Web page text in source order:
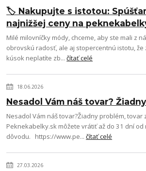
🏷️ Nakupujte s istotou:
najnižšej ceny na
Milé milovníčky módy, chceme, aby ste mali z
obrovskú radosť, ale aj stopercentnú istotu,
kúsok neplatíte zb...čítať celé
18.06.2026
Nesadol Vám náš tovar?
Nesadol Vám náš tovar?Žiadny problém, tovar
Peknekabelky.sk môžete vrátiť až do 31 dní
dôvodu. https://www.pe...čítať celé
27.03.2026